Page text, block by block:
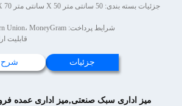
جزئیات بسته بندی: 50 سانتی متر X 50 سانتی متر X 70 سانتی متر / قطعه / قطعه
شرایط پرداخت: L/C، D/A، D/P، T/T، Western Union، MoneyGram
قابلیت ارائه: 1000 قطعه /
جزئیات شرح
میز اداری سبک صنعتی,میز اداری عمده